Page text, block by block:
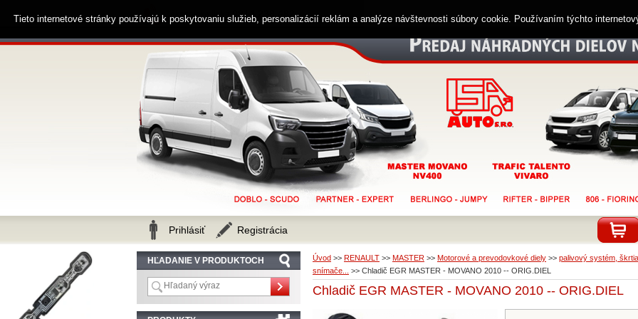
Úvod >> RENAULT >> MASTER >> Motorové a prevodovkové diely >> palivový systém,
snímače...
>> Chladič EGR MASTER - MOVANO 2010 -- ORIG.DIEL
Chladič EGR MASTER - MOVANO 2010 -- ORIG.DIEL
HĽADANIE V PRODUKTOCH
Zákaznícka linka 0914 238 482
Prihlásiť Registrácia
Tieto internetové stránky používajú k poskytovaniu služieb, personalizácií reklám a analýze návštevnosti súbory cookie. Používaním týchto